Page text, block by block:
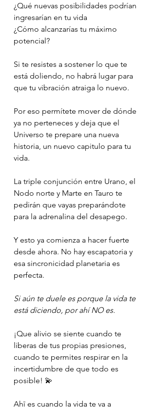
¿Qué nuevas posibilidades podrían
ingresarían en tu vida
¿Cómo alcanzarías tu máximo
potencial?
Si te resistes a sostener lo que te
está doliendo, no habrá lugar para
que tu vibración atraiga lo nuevo.
Por eso permítete mover de dónde
ya no perteneces y deja que el
Universo te prepare una nueva
historia, un nuevo capitulo para tu
vida.
La triple conjunción entre Urano, el
Nodo norte y Marte en Tauro te
pedirán que vayas preparándote
para la adrenalina del desapego.
Y esto ya comienza a hacer fuerte
desde ahora. No hay escapatoria y
esa sincronicidad planetaria es
perfecta.
Si aún te duele es porque la vida te
está diciendo, por ahí NO es.
¡Que alivio se siente cuando te
liberas de tus propias presiones,
cuando te permites respirar en la
incertidumbre de que todo es
posible! 💫
Ahī es cuando la vida te va a